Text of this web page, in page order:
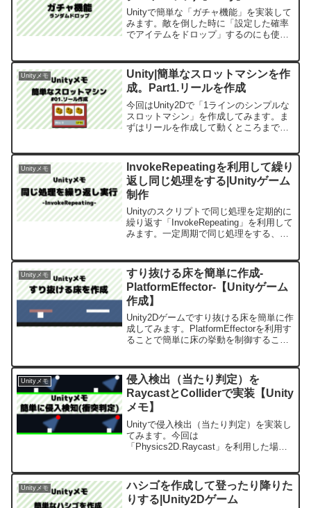
Unityで簡単な「ガチャ機能」を実装して
みます。敵を倒した時に「設定した確率
でアイテムをドロップ」するのにも使え
のは、下記のような赤玉が３個、黒玉
が...
Unityメモ
Unity|簡単なスロットマシンを作
成。Part1.リールを作成
今回はUnity2Dで「1ラインのシンプルな
スロットマシン」を作成してみます。ま
ずはリールを作成して動くところまで実
とリールが回転」、「自動でリールが...
Unityメモ
InvokeRepeatingを利用して繰り
返し同じ処理をする|Unityゲーム
制作
Unityのスクリプトで同じ処理を定期的に
繰り返す「InvokeRepeating」を利用して
みます。一定周期で同じ処理をする、定
Unityメモ
すり抜ける床を簡単に作成-
PlatformEffector-【Unityゲーム
作成】
Unity2Dゲームですり抜ける床を簡単に作
成してみます。PlatformEffectorを利用す
ることで簡単に床の挙動を制御すること
す。
Unityメモ
侵入検出（当たり判定）を
RaycastとColliderで実装【Unity
メモ】
Unityで侵入検出（当たり判定）を実装し
てみます。今回は
「Physics2D.Raycast」を利用した場合
Unityのバージョンは2021.3.1...
Unityメモ
ハシゴを作成して登ったり降りた
りする|Unity2Dゲーム